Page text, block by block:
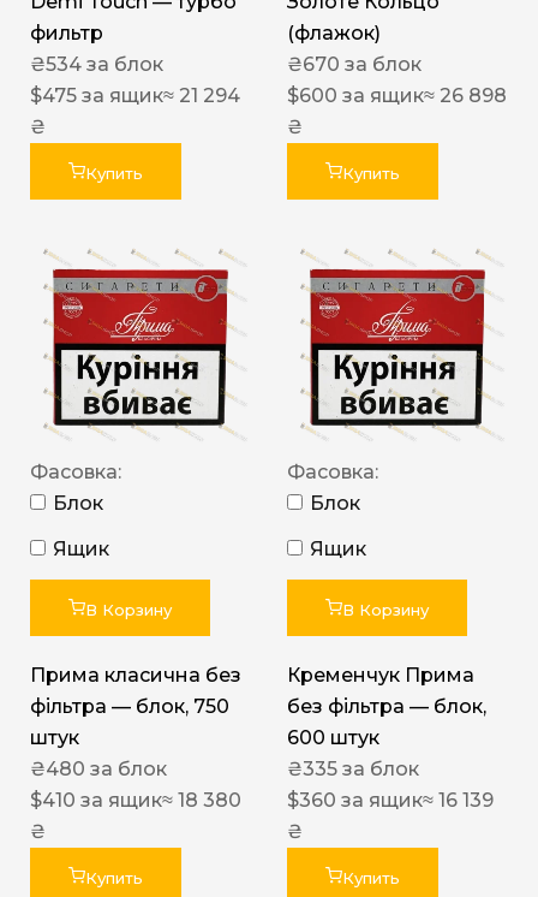
фильтр
₴534 за блок
$475 за ящик≈ 21 294
₴
Купить
(флажок)
₴670 за блок
$600 за ящик≈ 26 898
₴
Купить
Фасовка:
Блок
Ящик
В Корзину
Прима класична без
фільтра — блок, 750
штук
₴480 за блок
$410 за ящик≈ 18 380
₴
Купить
Фасовка:
Блок
Ящик
В Корзину
Кременчук Прима
без фільтра — блок,
600 штук
₴335 за блок
$360 за ящик≈ 16 139
₴
Купить